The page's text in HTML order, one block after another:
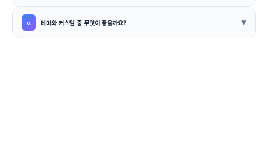
테마와 커스텀 중 무엇이 좋을까요?